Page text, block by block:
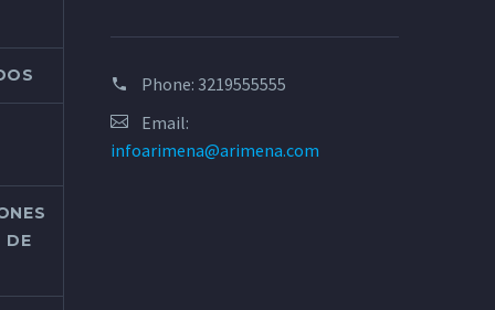
DE
Phone: 3219555555
Email:
infoarimena@arimena.com